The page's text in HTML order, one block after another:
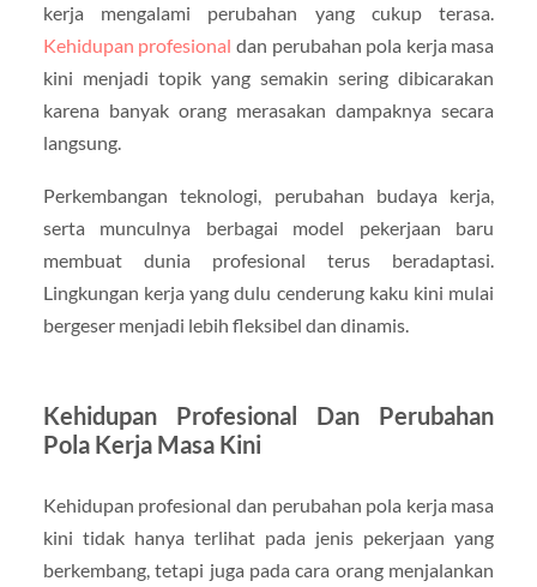
kerja mengalami perubahan yang cukup terasa.
Kehidupan profesional dan perubahan pola kerja masa
kini menjadi topik yang semakin sering dibicarakan
karena banyak orang merasakan dampaknya secara
langsung.
Perkembangan teknologi, perubahan budaya kerja,
serta munculnya berbagai model pekerjaan baru
membuat dunia profesional terus beradaptasi.
Lingkungan kerja yang dulu cenderung kaku kini mulai
bergeser menjadi lebih fleksibel dan dinamis.
Kehidupan Profesional Dan Perubahan
Pola Kerja Masa Kini
Kehidupan profesional dan perubahan pola kerja masa
kini tidak hanya terlihat pada jenis pekerjaan yang
berkembang, tetapi juga pada cara orang menjalankan